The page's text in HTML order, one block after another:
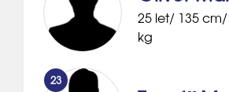
25 let/ 135
kg
23